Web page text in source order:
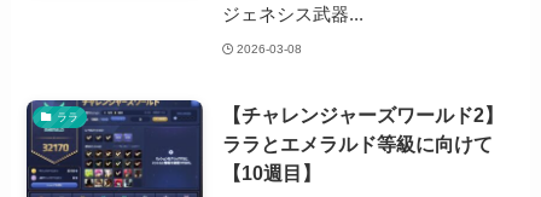
ジェネシス武器...
2026-03-08
ララ
【チャレンジャーズワールド2】
ララとエメラルド等級に向けて
【10週目】